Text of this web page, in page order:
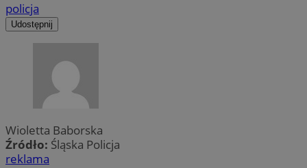
policja
Udostępnij
Wioletta Baborska
Źródło: Śląska Policja
reklama